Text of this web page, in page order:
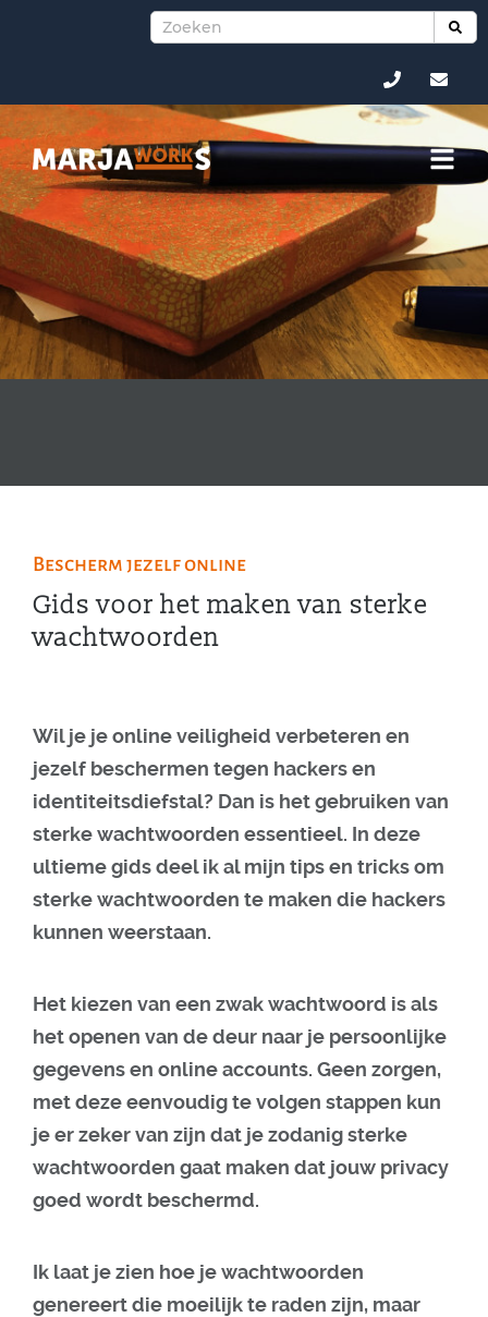
Bescherm jezelf online
Gids voor het maken van sterke
wachtwoorden
Wil je je online veiligheid verbeteren en
jezelf beschermen tegen hackers en
identiteitsdiefstal? Dan is het gebruiken van
sterke wachtwoorden essentieel. In deze
ultieme gids deel ik al mijn tips en tricks om
sterke wachtwoorden te maken die hackers
kunnen weerstaan.
Het kiezen van een zwak wachtwoord is als
het openen van de deur naar je persoonlijke
gegevens en online accounts. Geen zorgen,
met deze eenvoudig te volgen stappen kun
je er zeker van zijn dat je zodanig sterke
wachtwoorden gaat maken dat jouw privacy
goed wordt beschermd.
Ik laat je zien hoe je wachtwoorden
genereert die moeilijk te raden zijn, maar